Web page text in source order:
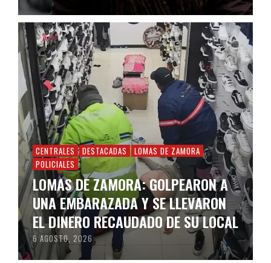
CENTRALES DESTACADAS
LOMAS DE ZAMORA
POLICIALES
LOMAS DE ZAMORA: GOLPEARON A
UNA EMBARAZADA Y SE LLEVARON
EL DINERO RECAUDADO DE SU LOCAL
6 AGOSTO, 2026